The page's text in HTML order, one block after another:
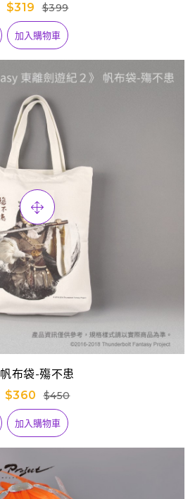
$319
$399
加入購物車
帆布袋-殤不患
$360
$450
加入購物車